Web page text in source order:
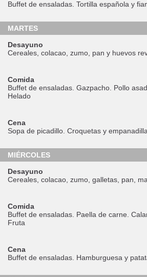
Buffet de ensaladas. Tortilla española y
MARTES
Desayuno
Cereales, colacao, zumo, pan y huevos
Comida
Buffet de ensaladas. Gazpacho. Pollo
Helado
Cena
Sopa de picadillo. Croquetas y
MIÉRCOLES
Desayuno
Cereales, colacao, zumo, galletas, pan,
Comida
Buffet de ensaladas. Paella de carne.
Fruta
Cena
Buffet de ensaladas. Hamburguesa y